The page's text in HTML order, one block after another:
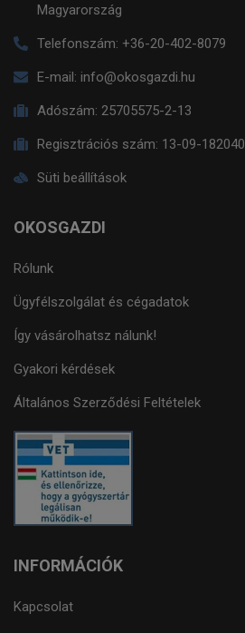
Magyarország
Telefonszám: +36-20-402-8079
E-mail: info@okosgazdi.hu
Adószám: 25705575-2-13
Regisztrációs szám: 13-09-182040
Süti beállítások
OKOSGAZDI
Rólunk
Ügyfélszolgálat és cégadatok
Így vásárolhatsz nálunk!
Gyakori kérdések
Általános Szerződési Feltételek
INFORMÁCIÓK
Kapcsolat